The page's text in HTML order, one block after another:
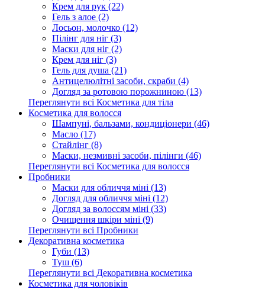
Крем для рук (22)
Гель з алое (2)
Лосьон, молочко (12)
Пілінг для ніг (3)
Маски для ніг (2)
Крем для ніг (3)
Гель для душа (21)
Антицелюлітні засоби, скраби (4)
Догляд за ротовою порожниною (13)
Переглянути всі Косметика для тіла
Косметика для волосся
Шампуні, бальзами, кондиціонери (46)
Масло (17)
Стайлінг (8)
Маски, незмивні засоби, пілінги (46)
Переглянути всі Косметика для волосся
Пробники
Маски для обличчя міні (13)
Догляд для обличчя міні (12)
Догляд за волоссям міні (33)
Очищення шкіри міні (9)
Переглянути всі Пробники
Декоративна косметика
Губи (13)
Туш (6)
Переглянути всі Декоративна косметика
Косметика для чоловіків